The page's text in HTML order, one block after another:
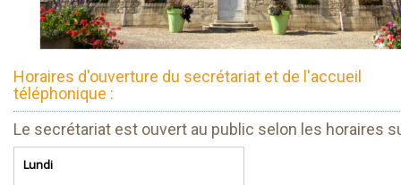
Horaires d'ouverture du secrétariat et de l'accueil
téléphonique :
Le secrétariat est ouvert au public selon les horaires
Lundi